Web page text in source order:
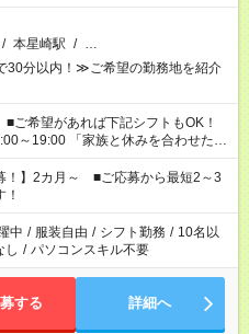
/ 本星崎駅 / …
30分以内！≫ご希望の勤務地を紹介
休みを合わせた
準備がしたい」 「できれば残業はし
くださいね。 ※Wワーク希望
望する勤務時間と、もう1つのお仕事
間を超える場合は応募できません。
！】2カ月～ ■ご応募から最短2～3
中 / 服装自由 / シフト勤務 / 10名以
し / パソコンスキル不要
する 詳細へ